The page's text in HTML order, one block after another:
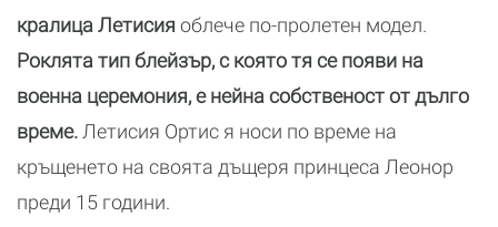
кралица Летисия облече по-пролетен модел.
Роклята тип блейзър, с която тя се появи на
военна церемония, е нейна собственост от дълго
време. Летисия Ортис я носи по време на
кръщенето на своята дъщеря принцеса Леонор
преди 15 години.